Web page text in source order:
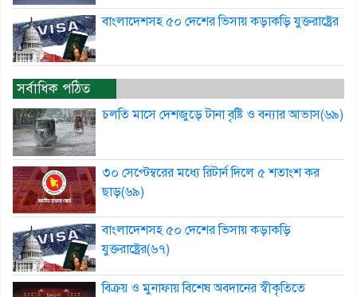
বাংলাদেশসহ ৫০ দেশের ভিসায় কড়াকড়ি যুক্তরাষ্ট্রের
সর্বাধিক পঠিত
চলতি মাসে দেশজুড়ে টানা বৃষ্টি ও বন্যার আভাস(৬৯)
৩০ সেপ্টেম্বরের মধ্যে রিটার্ন দিলে ৫ শতাংশ কর
ছাড়(৬৯)
বাংলাদেশসহ ৫০ দেশের ভিসায় কড়াকড়ি
যুক্তরাষ্ট্রের(৬৭)
বিক্রয় ও মুনাফায় বিশেষ অবদানের স্বীকৃতিতে